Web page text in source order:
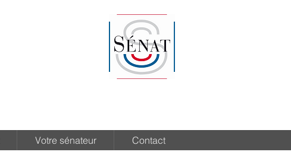
Votre sénateur Contact